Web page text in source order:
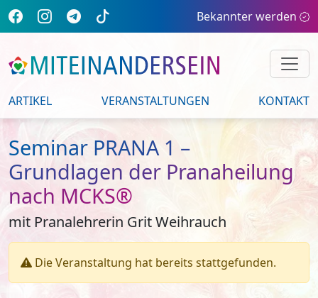
Bekannter werden
ARTIKEL VERANSTALTUNGEN KONTAKT
Seminar PRANA 1 –
Grundlagen der Pranaheilung
nach MCKS®
mit Pranalehrerin Grit Weihrauch
Die Veranstaltung hat bereits stattgefunden.